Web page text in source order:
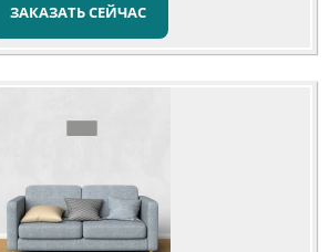
ЗАКАЗАТЬ СЕЙЧАС